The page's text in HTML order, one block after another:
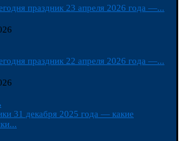
праздник 23 апреля 2026 года —...
праздник 22 апреля 2026 года —...
31 декабря 2025 года — какие